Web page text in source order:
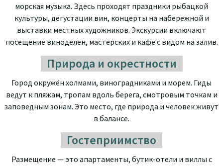
морская музыка. Здесь проходят праздники рыбацкой
культуры, дегустации вин, концерты на набережной и
выставки местных художников. Экскурсии включают
посещение виноделен, мастерских и кафе с видом на залив.
Природа и окрестности
Город окружён холмами, виноградниками и морем. Гиды
ведут к пляжам, тропам вдоль берега, смотровым точкам и
заповедным зонам. Это место, где природа и человек живут
в балансе.
Гостеприимство
Размещение — это апартаменты, бутик-отели и виллы с